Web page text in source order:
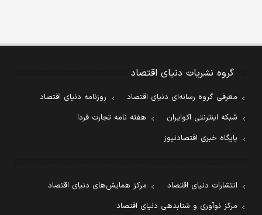
گروه نشریات دنیای اقتصاد
معرفی گروه رسانه‌ای دنیای اقتصاد
روزنامه دنیای اقتصاد
شبکه اینترنتی اکوایران
هفته نامه تجارت فردا
پایگاه خبری اقتصادنیوز
انتشارات دنیای اقتصاد
مرکز همایش‌های دنیای اقتصاد
مرکز نوآوری و شتابدهی دنیای اقتصاد